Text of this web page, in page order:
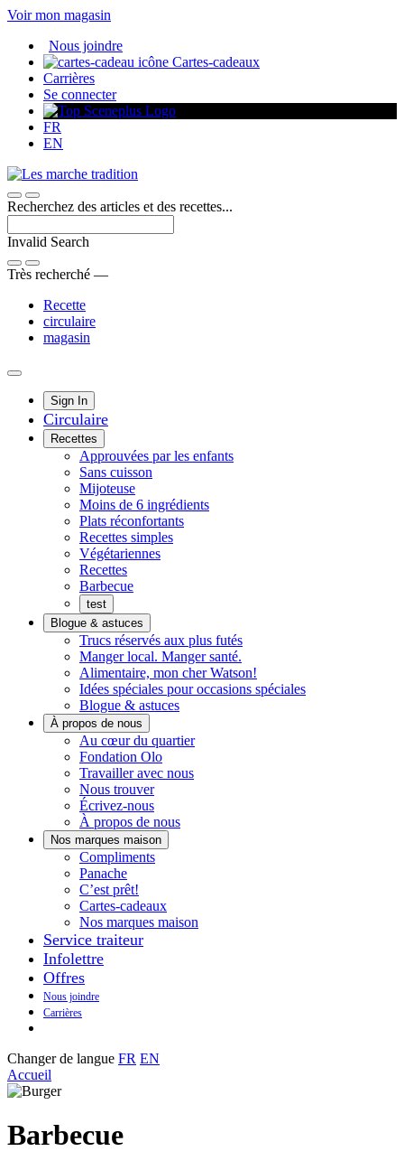
Passer
contenu
Voir mon magasin
Nous joindre
Cartes-cadeaux
Carrières
Se connecter
FR
EN
Recherchez des articles et des recettes...
Invalid Search
Submit
Très recherché —
Recette
circulaire
magasin
Main
Menu
Sign In
Circulaire
Recettes
Approuvées par les enfants
Sans cuisson
Mijoteuse
Moins de 6 ingrédients
Plats réconfortants
Recettes simples
Végétariennes
Recettes
Barbecue
test
Blogue & astuces
Trucs réservés aux plus futés
Manger local. Manger santé.
Alimentaire, mon cher Watson!
Idées spéciales pour occasions spéciales
Blogue & astuces
À propos de nous
Au cœur du quartierHistoires
Fondation Olo
Travailler avec nous
Nous trouver
Écrivez-nous
À propos de nous
Nos marques maison
ComplimentsNotre
qui
goûte
PanacheDécouvrez
Panache
C’est prêt!
bons.
Toujours
prêts
Cartes-cadeaux
Nos marques maison
Service traiteur
Infolettre
Offres
Nous joindre
Carrières
Changer de langue FR EN
Accueil
Barbecue